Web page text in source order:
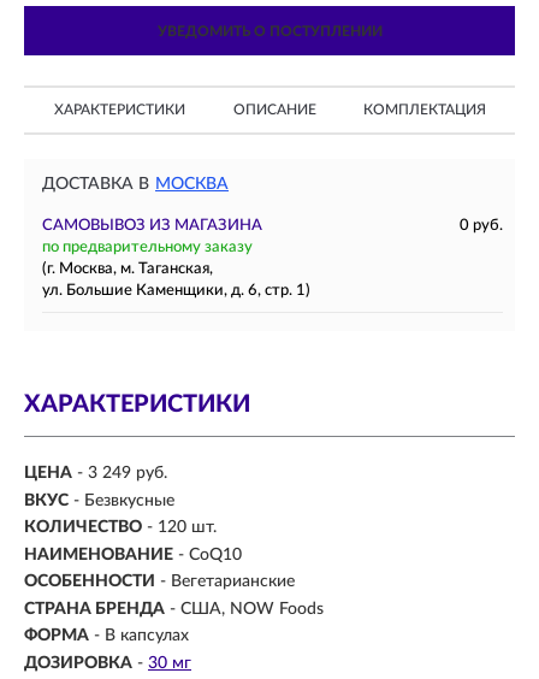
УВЕДОМИТЬ О ПОСТУПЛЕНИИ
ХАРАКТЕРИСТИКИ ОПИСАНИЕ КОМПЛЕКТАЦИЯ
ДОСТАВКА В МОСКВА
САМОВЫВОЗ ИЗ МАГАЗИНА
0 руб.
по предварительному заказу
(г. Москва, м. Таганская,
ул. Большие Каменщики, д. 6, стр. 1)
ХАРАКТЕРИСТИКИ
ЦЕНА - 3 249 руб.
ВКУС - Безвкусные
КОЛИЧЕСТВО - 120 шт.
НАИМЕНОВАНИЕ - CoQ10
ОСОБЕННОСТИ - Вегетарианские
СТРАНА БРЕНДА - США, NOW Foods
ФОРМА - В капсулах
ДОЗИРОВКА - 30 мг